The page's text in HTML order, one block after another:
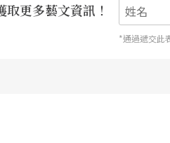
更多藝文資訊！
*通過遞交此